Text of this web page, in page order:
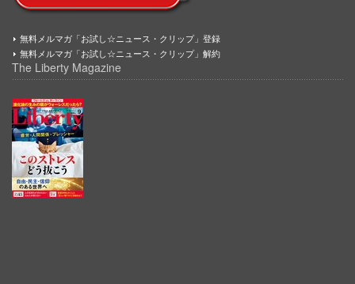
無料メルマガ「お試し☆ニュース・クリップ」登録
無料メルマガ「お試し☆ニュース・クリップ」解約
The Liberty Magazine